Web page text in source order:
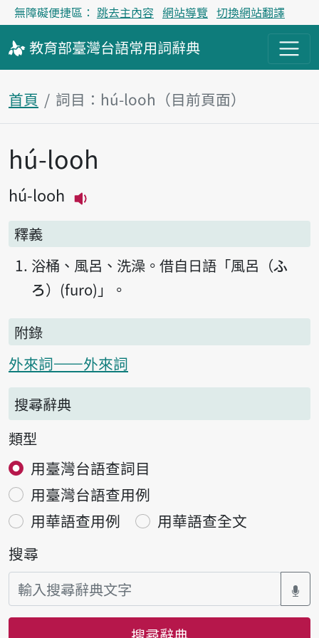
無障礙便捷區： 跳去主內容 網站導覽 切換網站翻譯
教育部臺灣台語常用詞辭典
首頁 詞目：hú-looh（目前頁面）
主內容區塊
hú-looh
hú-looh
釋義
浴桶、風呂、洗澡。借自日語「風呂（ふ
ろ）(furo)」。
附錄
外來詞——外來詞
搜尋辭典
類型
用臺灣台語查詞目
用臺灣台語查用例
用華語查用例
用華語查全文
搜尋